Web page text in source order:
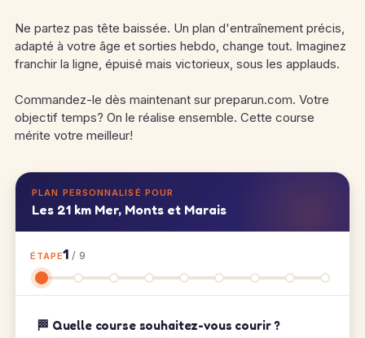
Ne partez pas tête baissée. Un plan d'entraînement précis,
adapté à votre âge et sorties hebdo, change tout. Imaginez
franchir la ligne, épuisé mais victorieux, sous les applauds.
Commandez-le dès maintenant sur preparun.com. Votre
objectif temps? On le réalise ensemble. Cette course
mérite votre meilleur!
PLAN PERSONNALISÉ POUR
Les 21 km Mer, Monts et Marais
ÉTAPE1 / 9
🏁 Quelle course souhaitez-vous courir ?